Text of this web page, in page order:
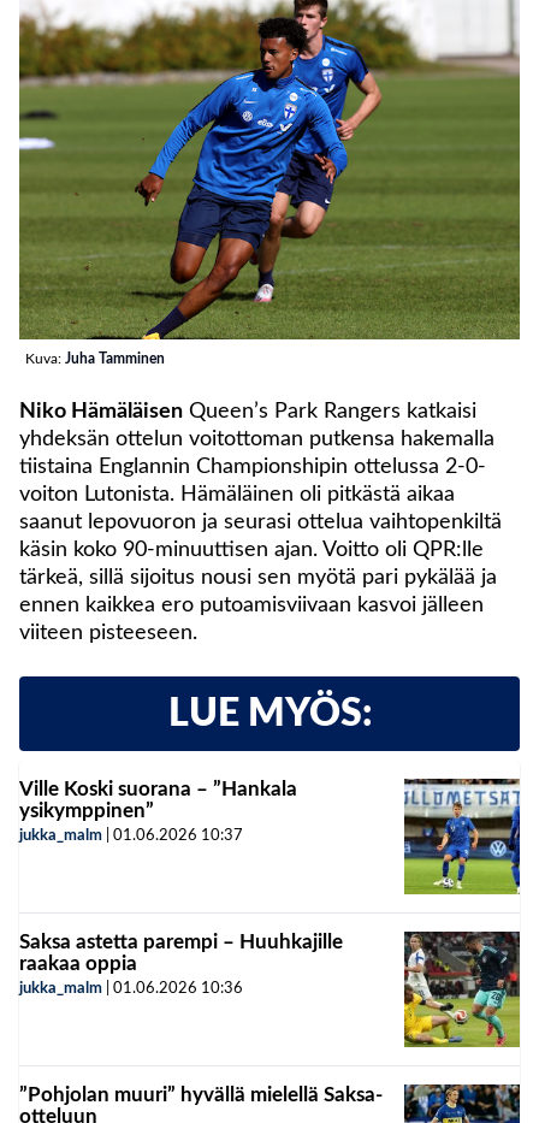
Kuva: Juha Tamminen
Niko Hämäläisen Queen’s Park Rangers katkaisi
yhdeksän ottelun voitottoman putkensa hakemalla
tiistaina Englannin Championshipin ottelussa 2-0-
voiton Lutonista. Hämäläinen oli pitkästä aikaa
saanut lepovuoron ja seurasi ottelua vaihtopenkiltä
käsin koko 90-minuuttisen ajan. Voitto oli QPR:lle
tärkeä, sillä sijoitus nousi sen myötä pari pykälää ja
ennen kaikkea ero putoamisviivaan kasvoi jälleen
viiteen pisteeseen.
LUE MYÖS:
Ville Koski suorana – ”Hankala
ysikymppinen”
jukka_malm 01.06.2026 10:37
Saksa astetta parempi – Huuhkajille
raakaa oppia
jukka_malm 01.06.2026 10:36
”Pohjolan muuri” hyvällä mielellä Saksa-
otteluun